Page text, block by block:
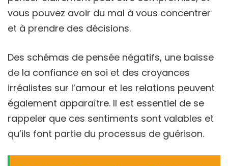
vous pouvez avoir du mal à vous concentrer
et à prendre des décisions.
Des schémas de pensée négatifs, une baisse
de la confiance en soi et des croyances
irréalistes sur l’amour et les relations peuvent
également apparaître. Il est essentiel de se
rappeler que ces sentiments sont valables et
qu’ils font partie du processus de guérison.